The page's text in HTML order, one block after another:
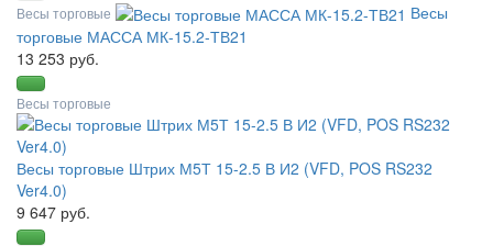
Весы торговые
Весы
торговые МАССА МК-15.2-ТВ21
13 253 руб.
Весы торговые
Весы торговые Штрих М5Т 15-2.5 В И2 (VFD, POS RS232
Ver4.0)
9 647 руб.